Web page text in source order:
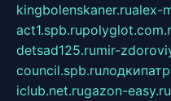
kingbolenskaner.rualex-
act1.spb.ru
detsad125.rumir-
council.spb.ru
iclub.net.rugazon-easy.ru